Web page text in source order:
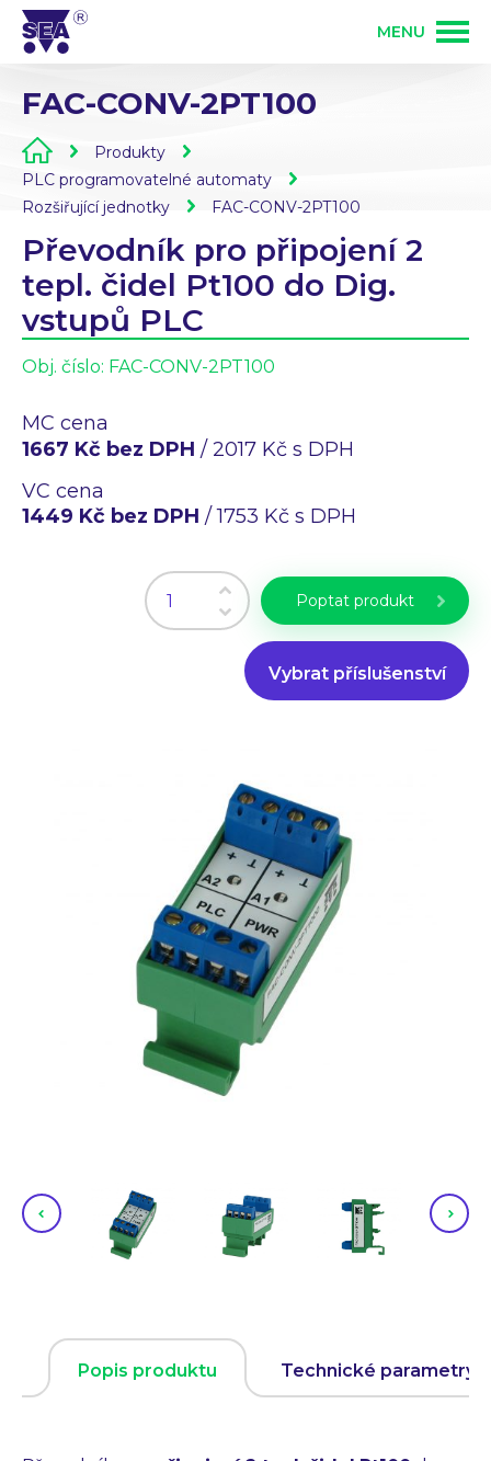
PRODUKTY
GSM produkty
PLC programovatelné automaty
Zakázková výroba elektroniky
WiFi Produkty
SLUŽBY
Vývoj elektroniky
Laserové gravírování
PLC programování
ŘEŠENÍ
O FIRMĚ
Přihlášení partnera
MENU
FAC-CONV-2PT100
Produkty
PLC programovatelné automaty
Rozšiřující jednotky
FAC-CONV-2PT100
Převodník pro připojení 2
tepl. čidel Pt100 do Dig.
vstupů PLC
Obj. číslo: FAC-CONV-2PT100
MC cena
1667 Kč bez DPH / 2017 Kč s DPH
VC cena
1449 Kč bez DPH / 1753 Kč s DPH
Poptat produkt
Vybrat příslušenství
Popis produktu Technické parametry